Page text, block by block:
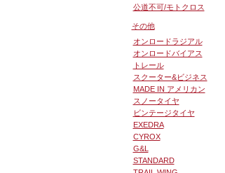
公道不可/モトクロス
その他
オンロードラジアル
オンロードバイアス
トレール
スクーター&ビジネス
MADE IN アメリカン
スノータイヤ
ビンテージタイヤ
EXEDRA
CYROX
G&L
STANDARD